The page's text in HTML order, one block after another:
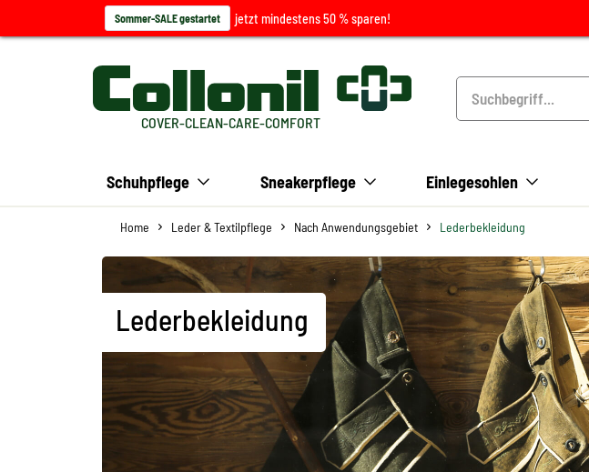
Sommer-SALE gestartet jetzt mindestens 50 % sparen!
COVER-CLEAN-CARE-COMFORT
Schuhpflege Sneakerpflege Einlegesohlen
Home Leder & Textilpflege Nach Anwendungsgebiet Lederbekleidung
Lederbekleidung